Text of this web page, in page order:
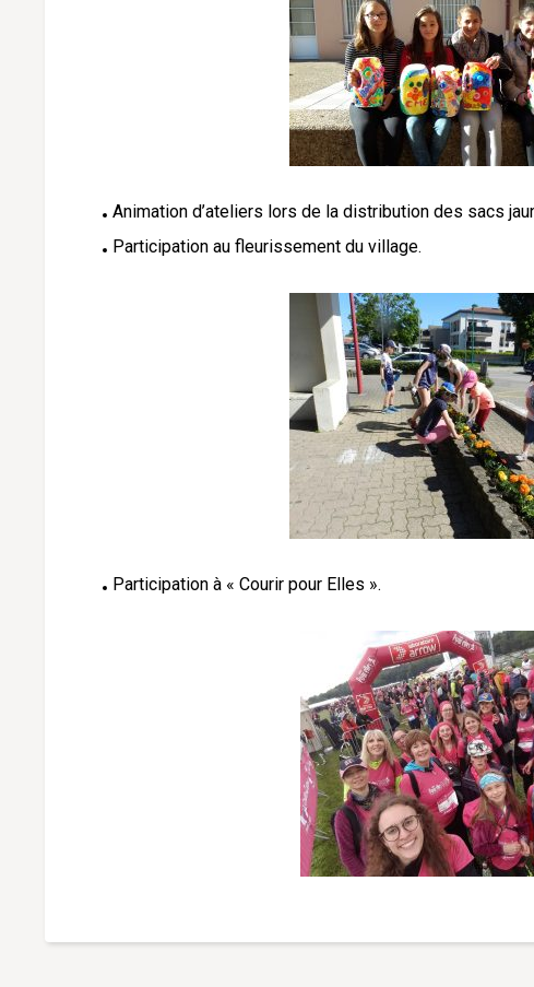
Animation d’ateliers lors de la distribution des sacs
Participation au fleurissement du village.
Participation à « Courir pour Elles ».